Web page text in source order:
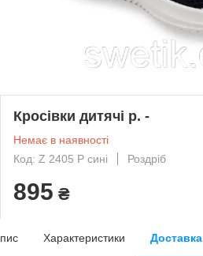
Кросівки дитячі р. -
Немає в наявності
Код: Z 2405 P сині
Роздріб
895 ₴
Характеристики Доставка